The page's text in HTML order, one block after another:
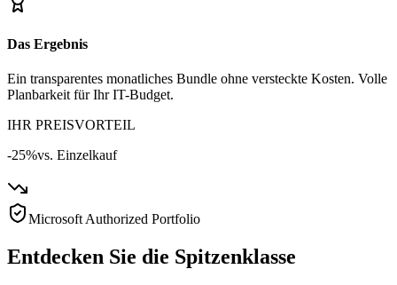
Das Ergebnis
Ein transparentes monatliches Bundle ohne versteckte Kosten. Volle
Planbarkeit für Ihr IT-Budget.
IHR PREISVORTEIL
-25%vs. Einzelkauf
Microsoft Authorized Portfolio
Entdecken Sie die Spitzenklasse